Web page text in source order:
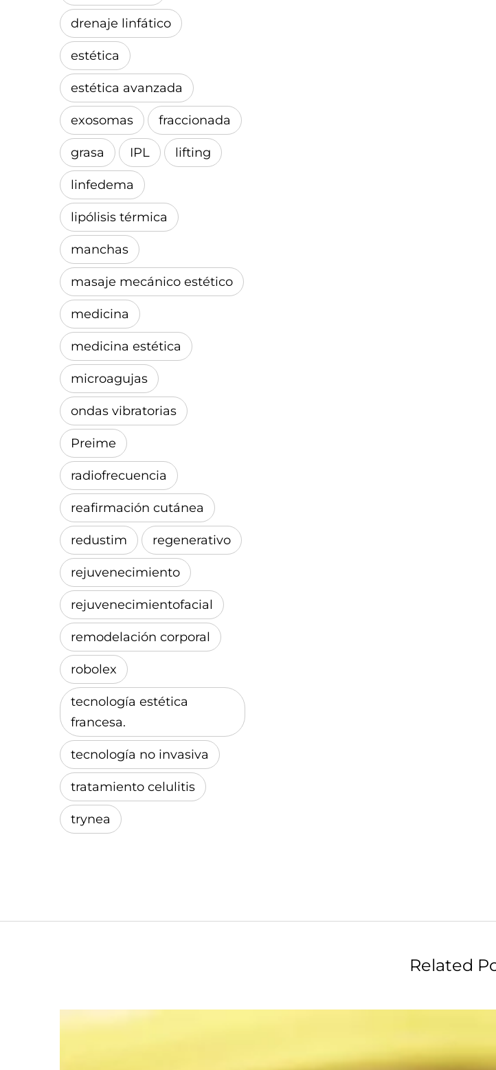
drenaje linfático
estética
estética avanzada
exosomas fraccionada
grasa IPL lifting
linfedema
lipólisis térmica
manchas
masaje mecánico estético
medicina
medicina estética
microagujas
ondas vibratorias
Preime
radiofrecuencia
reafirmación cutánea
redustim regenerativo
rejuvenecimiento
rejuvenecimientofacial
remodelación corporal
robolex
tecnología estética
francesa.
tecnología no invasiva
tratamiento celulitis
trynea
Related